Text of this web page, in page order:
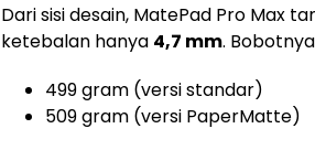
Dari sisi desain, MatePad Pro Max
ketebalan hanya 4,7 mm.
499 gram (versi standar)
509 gram (versi PaperMatte)